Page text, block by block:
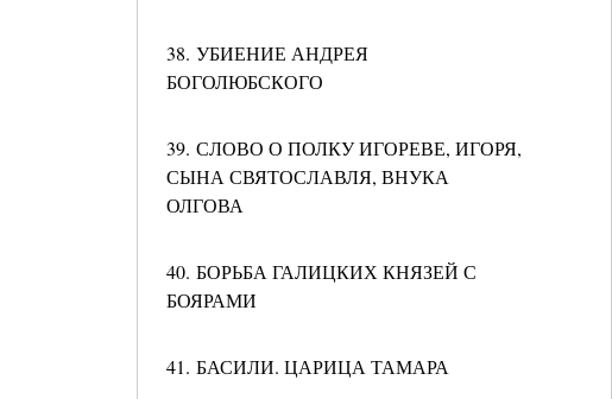
38. УБИЕНИЕ АНДРЕЯ
БОГОЛЮБСКОГО
39. СЛОВО О ПОЛКУ ИГОРЕВЕ, ИГОРЯ,
СЫНА СВЯТОСЛАВЛЯ, ВНУКА
ОЛГОВА
40. БОРЬБА ГАЛИЦКИХ КНЯЗЕЙ С
БОЯРАМИ
41. БАСИЛИ. ЦАРИЦА ТАМАРА